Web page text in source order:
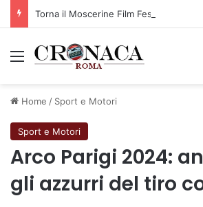
Torna il Moscerine Film Festival
Menu
Home / Sport e Motori
Sport e Motori
Arco Parigi 2024:
gli azzurri del tiro